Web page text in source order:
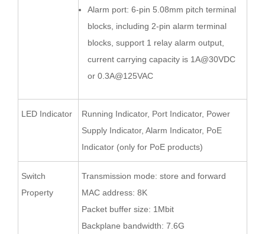
Alarm port: 6-pin 5.08mm pitch terminal
blocks, including 2-pin alarm terminal
blocks, support 1 relay alarm output,
current carrying capacity is 1A@30VDC
or 0. 3A@125VAC
LED Indicator
Running Indicator, Port Indicator, Power
Supply Indicator, Alarm Indicator, PoE
Indicator (only for PoE products)
Switch
Property
Transmission mode: store and forward
MAC address: 8K
Packet buffer size: 1Mbit
Backplane bandwidth: 7.6G